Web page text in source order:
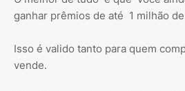
ganhar prêmios de até 1 milhão
Isso é valido tanto para quem
vende.